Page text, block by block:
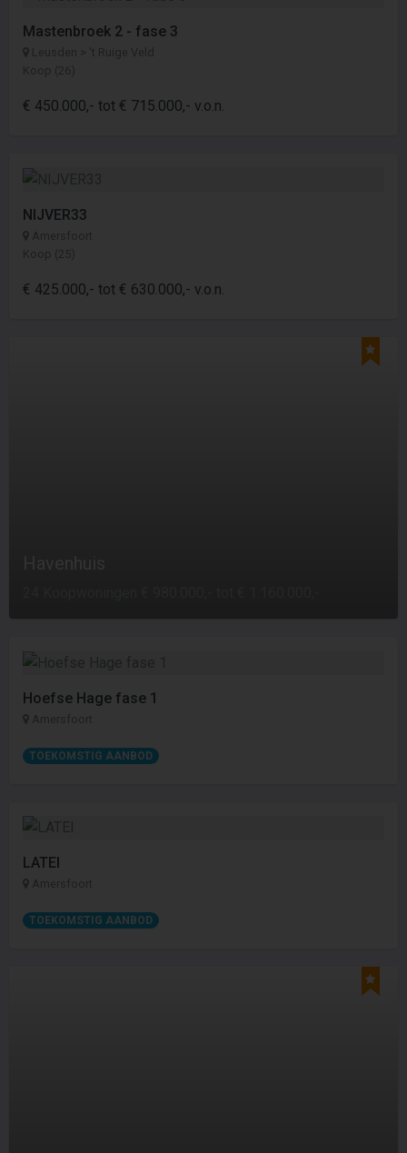
Mastenbroek 2 - fase 3
Leusden > 't Ruige Veld
Koop (26)
€ 450.000,- tot € 715.000,- v.o.n.
NIJVER33
Amersfoort
Koop (25)
€ 425.000,- tot € 630.000,- v.o.n.
Hoefse Hage fase 1
Amersfoort
TOEKOMSTIG AANBOD
LATEI
Amersfoort
TOEKOMSTIG AANBOD